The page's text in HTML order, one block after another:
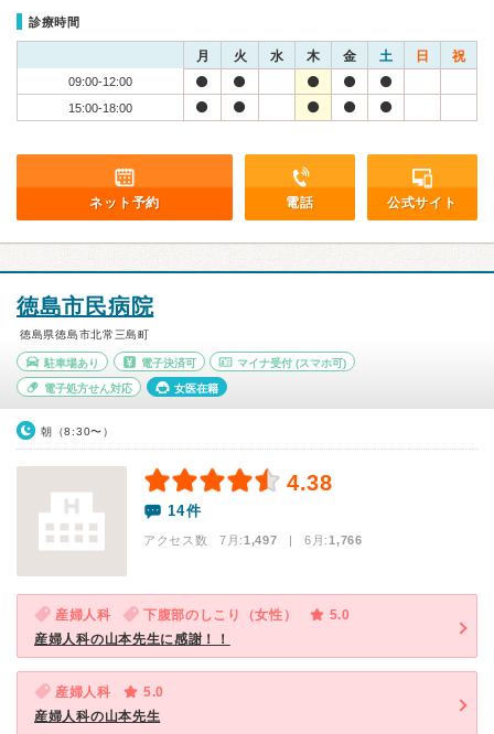
診療時間
月 火 水 木 金 土 日 祝
09:00-12:00
15:00-18:00
ネット予約 電話 公式サイト
徳島市民病院
徳島県徳島市北常三島町
駐車場あり 電子決済可 マイナ受付 (スマホ可)
電子処方せん対応 女医在籍
朝（8:30〜）
4.38
14件
アクセス数 7月:1,497 | 6月:1,766
産婦人科 下腹部のしこり（女性）
5.0
産婦人科の山本先生に感謝！！
産婦人科
5.0
産婦人科の山本先生